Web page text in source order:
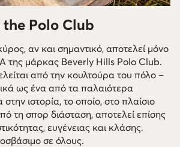
Polo Club
αν και σημαντικό, αποτελεί μόνο
της μάρκας Beverly Hills Polo Club.
από την κουλτούρα του πόλο –
ως ένα από τα παλαιότερα
ιστορία, το οποίο, στο πλαίσιο
τη σπορ διάσταση, αποτελεί επίσης
ευγένειας και κλάσης.
σε όλους.